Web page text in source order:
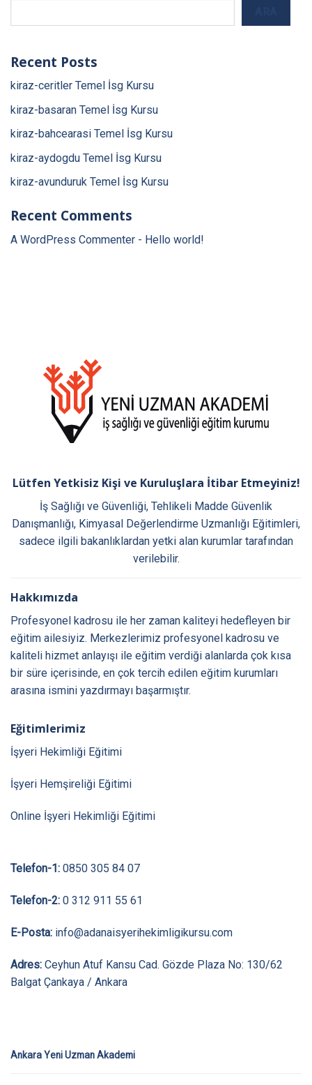
Recent Posts
kiraz-ceritler Temel İsg Kursu
kiraz-basaran Temel İsg Kursu
kiraz-bahcearasi Temel İsg Kursu
kiraz-aydogdu Temel İsg Kursu
kiraz-avunduruk Temel İsg Kursu
Recent Comments
A WordPress Commenter - Hello world!
Lütfen Yetkisiz Kişi ve Kuruluşlara İtibar Etmeyiniz!
İş Sağlığı ve Güvenliği, Tehlikeli Madde Güvenlik
Danışmanlığı, Kimyasal Değerlendirme Uzmanlığı Eğitimleri,
sadece ilgili bakanlıklardan yetki alan kurumlar tarafından
verilebilir.
Hakkımızda
Profesyonel kadrosu ile her zaman kaliteyi hedefleyen bir
eğitim ailesiyiz. Merkezlerimiz profesyonel kadrosu ve
kaliteli hizmet anlayışı ile eğitim verdiği alanlarda çok kısa
bir süre içerisinde, en çok tercih edilen eğitim kurumları
arasına ismini yazdırmayı başarmıştır.
Eğitimlerimiz
İşyeri Hekimliği Eğitimi
İşyeri Hemşireliği Eğitimi
Online İşyeri Hekimliği Eğitimi
Telefon-1: 0850 305 84 07
Telefon-2: 0 312 911 55 61
E-Posta: info@adanaisyerihekimligikursu.com
Adres: Ceyhun Atuf Kansu Cad. Gözde Plaza No: 130/62
Balgat Çankaya / Ankara
Ankara Yeni Uzman Akademi